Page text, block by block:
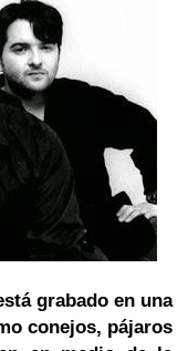
grabado en una
conejos, pájaros